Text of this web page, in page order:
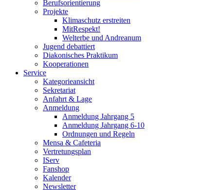
Berufsorientierung
Projekte
Klimaschutz erstreiten
MitRespekt!
Welterbe und Andreanum
Jugend debattiert
Diakonisches Praktikum
Kooperationen
Service
Kategorieansicht
Sekretariat
Anfahrt & Lage
Anmeldung
Anmeldung Jahrgang 5
Anmeldung Jahrgang 6-10
Ordnungen und Regeln
Mensa & Cafeteria
Vertretungsplan
IServ
Fanshop
Kalender
Newsletter